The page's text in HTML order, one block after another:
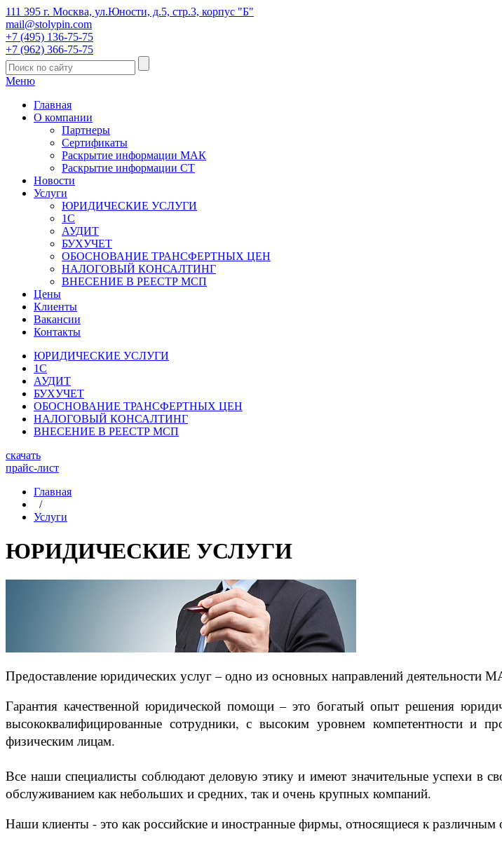
111 395 г. Москва, ул.Юности, д.5, стр.3, корпус "Б"
mail@stolypin.com
+7 (495) 136-75-75
+7 (962) 366-75-75
Меню
Главная
О компании
Партнеры
Сертификаты
Раскрытие информации МАК
Раскрытие информации СТ
Новости
Услуги
ЮРИДИЧЕСКИЕ УСЛУГИ
1С
АУДИТ
БУХУЧЕТ
ОБОСНОВАНИЕ ТРАНСФЕРТНЫХ ЦЕН
НАЛОГОВЫЙ КОНСАЛТИНГ
ВНЕСЕНИЕ В РЕЕСТР МСП
Цены
Клиенты
Вакансии
Контакты
ЮРИДИЧЕСКИЕ УСЛУГИ
1С
АУДИТ
БУХУЧЕТ
ОБОСНОВАНИЕ ТРАНСФЕРТНЫХ ЦЕН
НАЛОГОВЫЙ КОНСАЛТИНГ
ВНЕСЕНИЕ В РЕЕСТР МСП
скачать
прайс-лист
Главная
/
Услуги
ЮРИДИЧЕСКИЕ УСЛУГИ
Предоставление юридических услуг – одно из основных направлений
Гарантия качественной юридической помощи – это богатый опыт решения
высококвалифицированные сотрудники, с высоким уровнем компетентности и
физическим лицам.
Все наши специалисты соблюдают деловую этику и имеют значительные успехи в
обслуживанием как небольших и средних, так и очень крупных компаний.
Наши клиенты - это как российские и иностранные фирмы, относящиеся к различным